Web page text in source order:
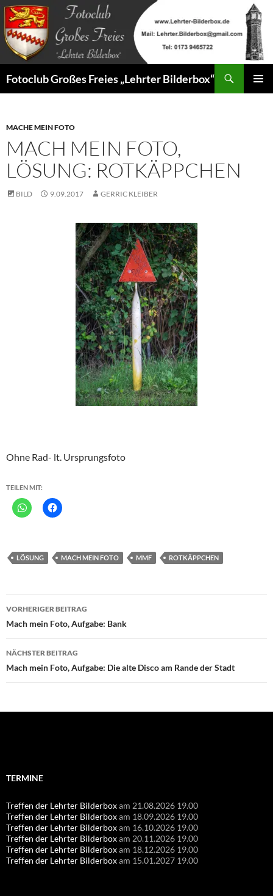
Zum
Inhalt
springen
Fotoclub Großes Freies „Lehrter Bilderbox“
MACHE MEIN FOTO
MACH MEIN FOTO,
LÖSUNG: ROTKÄPPCHEN
BILD 9.09.2017 GERRIC KLEIBER
Ohne Rad- lt. Ursprungsfoto
TEILEN MIT:
LÖSUNG MACH MEIN FOTO MMF ROTKÄPPCHEN
Beitragsnavigation
VORHERIGER BEITRAG
Mach mein Foto, Aufgabe: Bank
NÄCHSTER BEITRAG
Mach mein Foto, Aufgabe: Die alte Disco am Rande der Stadt
TERMINE
Treffen der Lehrter Bilderboxam 21.08.2026 19.00
Treffen der Lehrter Bilderboxam 18.09.2026 19.00
Treffen der Lehrter Bilderboxam 16.10.2026 19.00
Treffen der Lehrter Bilderboxam 20.11.2026 19.00
Treffen der Lehrter Bilderboxam 18.12.2026 19.00
Treffen der Lehrter Bilderboxam 15.01.2027 19.00